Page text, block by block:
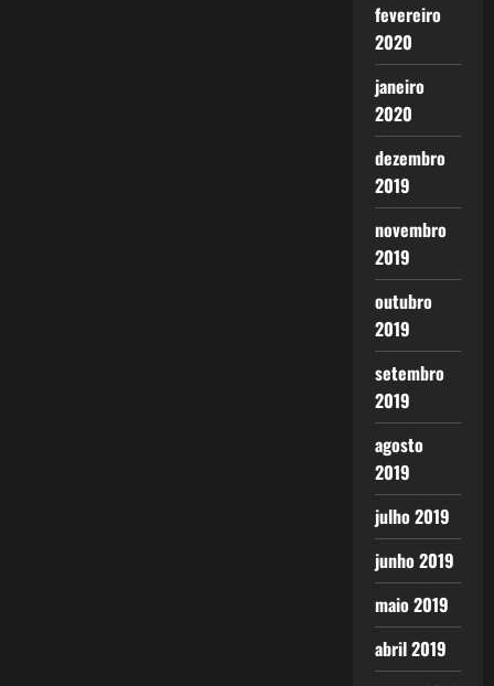
fevereiro
2020
janeiro
2020
dezembro
2019
novembro
2019
outubro
2019
setembro
2019
agosto
2019
julho 2019
junho 2019
maio 2019
abril 2019